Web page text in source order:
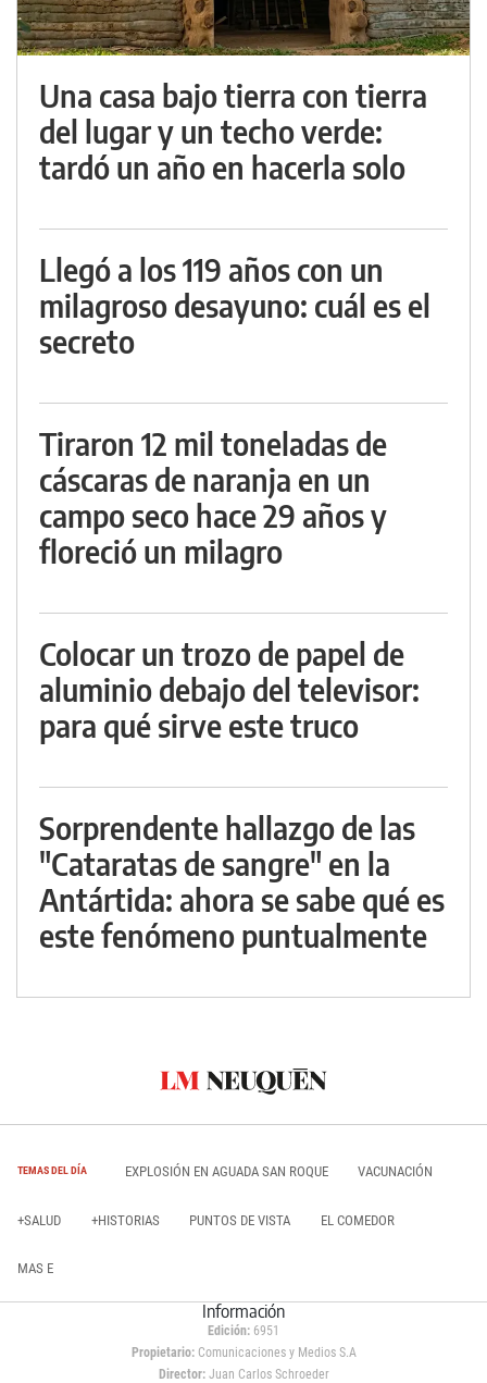
Una casa bajo tierra con tierra
del lugar y un techo verde:
tardó un año en hacerla solo
Llegó a los 119 años con un
milagroso desayuno: cuál es el
secreto
Tiraron 12 mil toneladas de
cáscaras de naranja en un
campo seco hace 29 años y
floreció un milagro
Colocar un trozo de papel de
aluminio debajo del televisor:
para qué sirve este truco
Sorprendente hallazgo de las
"Cataratas de sangre" en la
Antártida: ahora se sabe qué es
este fenómeno puntualmente
TEMAS DEL DÍA EXPLOSIÓN EN AGUADA SAN ROQUE VACUNACIÓN
+SALUD +HISTORIAS PUNTOS DE VISTA EL COMEDOR
MAS E
Información
Edición: 6951
Propietario:Comunicaciones y Medios S.A
Director: Juan Carlos Schroeder